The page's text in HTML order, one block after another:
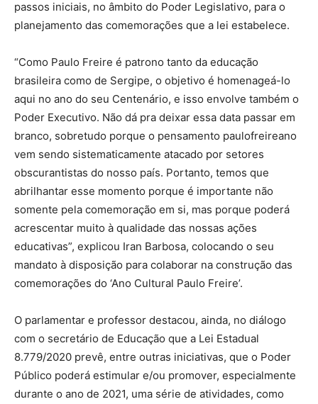
passos iniciais, no âmbito do Poder Legislativo, para o
planejamento das comemorações que a lei estabelece.
“Como Paulo Freire é patrono tanto da educação
brasileira como de Sergipe, o objetivo é homenageá-lo
aqui no ano do seu Centenário, e isso envolve também o
Poder Executivo. Não dá pra deixar essa data passar em
branco, sobretudo porque o pensamento paulofreireano
vem sendo sistematicamente atacado por setores
obscurantistas do nosso país. Portanto, temos que
abrilhantar esse momento porque é importante não
somente pela comemoração em si, mas porque poderá
acrescentar muito à qualidade das nossas ações
educativas”, explicou Iran Barbosa, colocando o seu
mandato à disposição para colaborar na construção das
comemorações do ‘Ano Cultural Paulo Freire’.
O parlamentar e professor destacou, ainda, no diálogo
com o secretário de Educação que a Lei Estadual
8.779/2020 prevê, entre outras iniciativas, que o Poder
Público poderá estimular e/ou promover, especialmente
durante o ano de 2021, uma série de atividades, como